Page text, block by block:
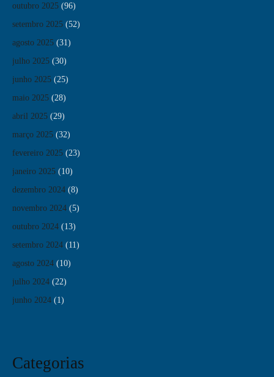
outubro 2025 (96)
setembro 2025 (52)
agosto 2025 (31)
julho 2025 (30)
junho 2025 (25)
maio 2025 (28)
abril 2025 (29)
março 2025 (32)
fevereiro 2025 (23)
janeiro 2025 (10)
dezembro 2024 (8)
novembro 2024 (5)
outubro 2024 (13)
setembro 2024 (11)
agosto 2024 (10)
julho 2024 (22)
junho 2024 (1)
Categorias